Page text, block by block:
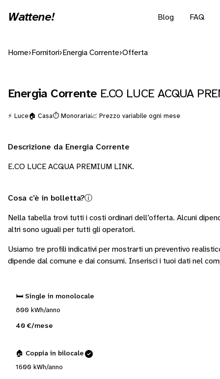
Wattene! Blog FAQ
Home› Fornitori› Energia Corrente›Offerta
Energia Corrente E.CO LUCE ACQUA
⚡ Luce🏠 Casa⏱️ Monoraria📈 Prezzo variabile ogni mese
Descrizione da Energia Corrente
E.CO LUCE ACQUA PREMIUM LINK.
Cosa c’è in bolletta?ⓘ
Nella tabella trovi tutti i costi ordinari dell’offerta. Alcuni
altri sono uguali per tutti gli operatori.
Usiamo tre profili indicativi per mostrarti un preventivo
dipende dal comune e dai consumi. Inserisci i tuoi dati nel
🛏️ Single in monolocale
800 kWh/anno
40 €/mese
🏠 Coppia in bilocale
1600 kWh/anno